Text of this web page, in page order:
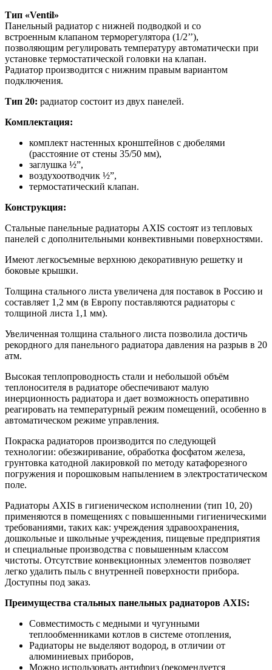
Тип «Ventil»
Панельный радиатор с нижней подводкой и со
встроенным клапаном терморегулятора (1/2’’),
позволяющим регулировать температуру автоматически при
установке термостатической головки на клапан.
Радиатор производится с нижним правым вариантом
подключения.
Тип 20: радиатор состоит из двух панелей.
Комплектация:
комплект настенных кронштейнов с дюбелями
(расстояние от стены 35/50 мм),
заглушка ½”,
воздухоотводчик ½”,
термостатический клапан.
Конструкция:
Стальные панельные радиаторы AXIS состоят из тепловых
панелей с дополнительными конвективными поверхностями.
Имеют легкосъемные верхнюю декоративную решетку и
боковые крышки.
Толщина стального листа увеличена для поставок в Россию и
составляет 1,2 мм (в Европу поставляются радиаторы с
толщиной листа 1,1 мм).
Увеличенная толщина стального листа позволила достичь
рекордного для панельного радиатора давления на разрыв в 20
атм.
Высокая теплопроводность стали и небольшой объём
теплоносителя в радиаторе обеспечивают малую
инерционность радиатора и дает возможность оперативно
реагировать на температурный режим помещений, особенно в
автоматическом режиме управления.
Покраска радиаторов производится по следующей
технологии: обезжиривание, обработка фосфатом железа,
грунтовка катодной лакировкой по методу катафорезного
погружения и порошковым напылением в электростатическом
поле.
Радиаторы AXIS в гигиеническом исполнении (тип 10, 20)
применяются в помещениях с повышенными гигиеническими
требованиями, таких как: учреждения здравоохранения,
дошкольные и школьные учреждения, пищевые предприятия
и специальные производства с повышенным классом
чистоты. Отсутствие конвекционных элементов позволяет
легко удалить пыль с внутренней поверхности прибора.
Доступны под заказ.
Преимущества стальных панельных радиаторов AXIS:
Совместимость с медными и чугунными
теплообменниками котлов в системе отопления,
Радиаторы не выделяют водород, в отличии от
алюминиевых приборов,
Можно использовать антифриз (рекомендуется